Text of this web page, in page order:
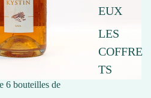
EUX
LES
COFFRE
TS
6 bouteilles de